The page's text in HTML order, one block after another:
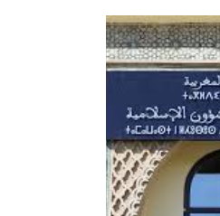
تحفيز الشباب
وذلك عبر
حيث الحفظ
السادس
والكونغو، […]